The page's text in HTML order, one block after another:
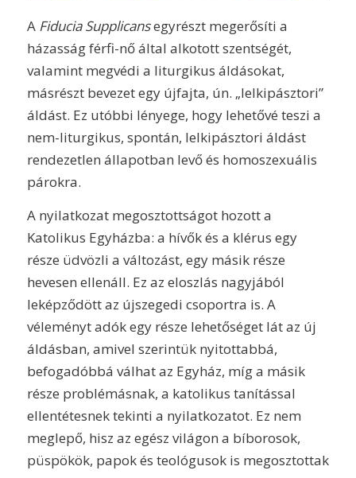
A Fiducia Supplicansegyrészt megerősíti a
házasság férfi-nő által alkotott szentségét,
valamint megvédi a liturgikus áldásokat,
másrészt bevezet egy újfajta, ún. „lelkipásztori”
áldást. Ez utóbbi lényege, hogy lehetővé teszi a
nem-liturgikus, spontán, lelkipásztori áldást
rendezetlen állapotban levő és homoszexuális
párokra.
A nyilatkozat megosztottságot hozott a
Katolikus Egyházba: a hívők és a klérus egy
része üdvözli a változást, egy másik része
hevesen ellenáll. Ez az eloszlás nagyjából
leképződött az újszegedi csoportra is. A
véleményt adók egy része lehetőséget lát az új
áldásban, amivel szerintük nyitottabbá,
befogadóbbá válhat az Egyház, míg a másik
része problémásnak, a katolikus tanítással
ellentétesnek tekinti a nyilatkozatot. Ez nem
meglepő, hisz az egész világon a bíborosok,
püspökök, papok és teológusok is megosztottak